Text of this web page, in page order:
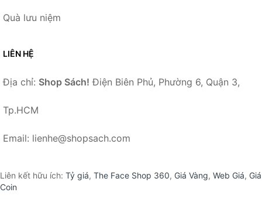
Quà lưu niệm
LIÊN HỆ
Địa chỉ: Shop Sách! Điện Biên Phủ, Phường 6, Quận 3,
Tp.HCM
Email: lienhe@shopsach.com
Liên kết hữu ích: Tỷ giá, The Face Shop 360, Giá Vàng, Web Giá, Giá
Coin